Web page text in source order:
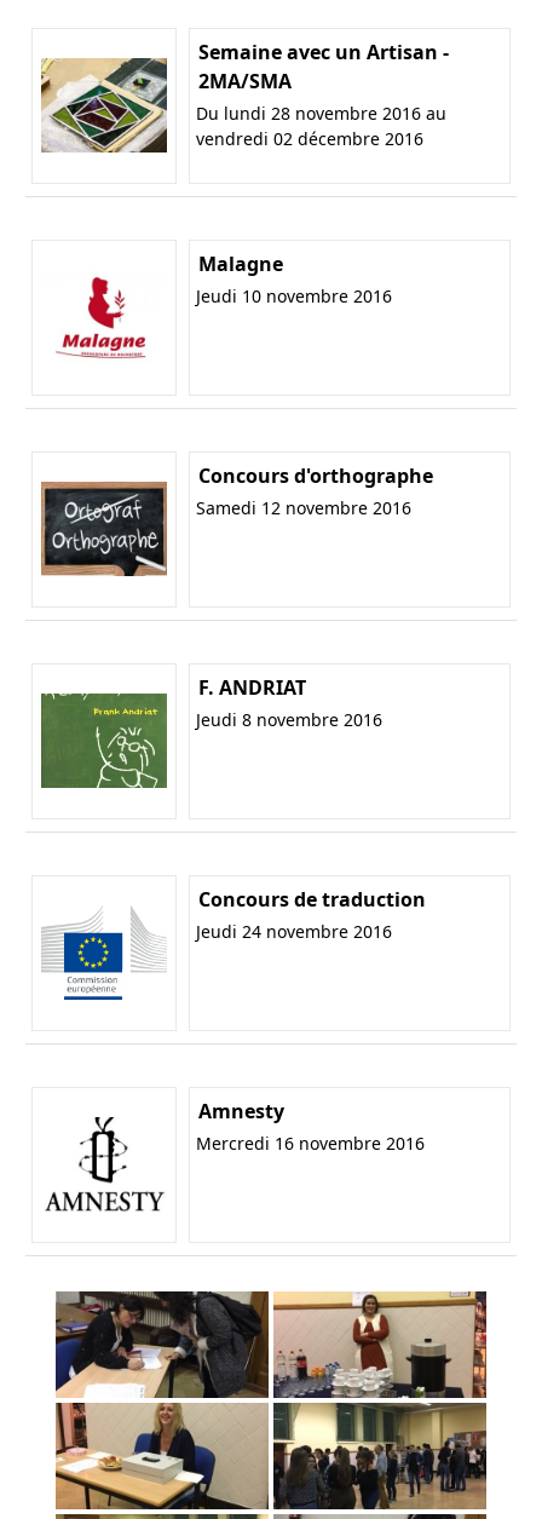
Semaine avec un Artisan -
2MA/SMA
Du lundi 28 novembre 2016 au
vendredi 02 décembre 2016
Malagne
Jeudi 10 novembre 2016
Concours d'orthographe
Samedi 12 novembre 2016
F. ANDRIAT
Jeudi 8 novembre 2016
Concours de traduction
Jeudi 24 novembre 2016
Amnesty
Mercredi 16 novembre 2016